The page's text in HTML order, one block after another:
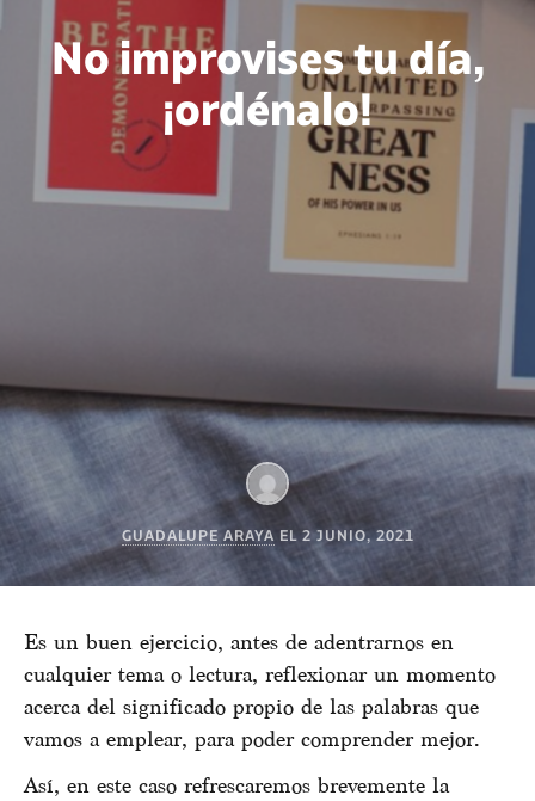
No improvises tu día,
¡ordénalo!
GUADALUPE ARAYA EL 2 JUNIO, 2021
Es un buen ejercicio, antes de adentrarnos en
cualquier tema o lectura, reflexionar un momento
acerca del significado propio de las palabras que
vamos a emplear, para poder comprender mejor.
Así, en este caso refrescaremos brevemente la